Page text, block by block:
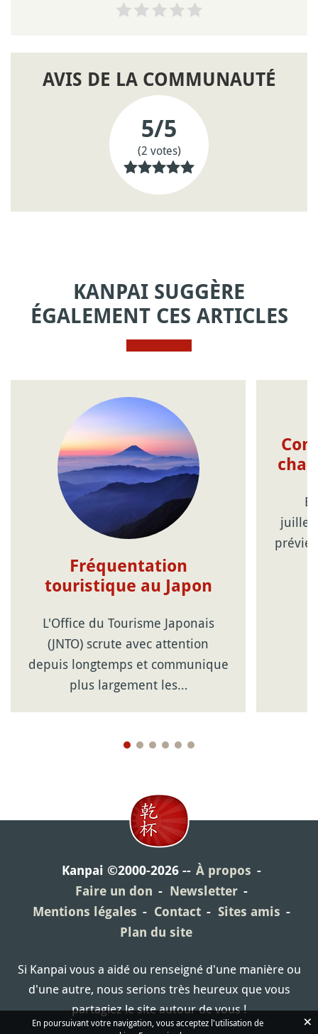
AVIS DE LA COMMUNAUTÉ
5/5
(2 votes)
KANPAI SUGGÈRE
ÉGALEMENT CES ARTICLES
Fréquentation
touristique au Japon
L'Office du Tourisme Japonais
(JNTO) scrute avec attention
depuis longtemps et communique
plus largement les…
Kanpai ©2000-2026
À propos
Faire un don
Newsletter
Mentions légales
Contact
Sites amis
Plan du site
Si Kanpai vous a aidé ou renseigné d'une manière ou
d'une autre, nous serions très heureux que vous
partagiez le site autour de vous !
En poursuivant votre navigation, vous acceptez l'utilisation de
×